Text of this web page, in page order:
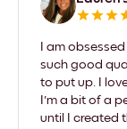
I am
such good
to put up. I
I'm a bit of a
until I created